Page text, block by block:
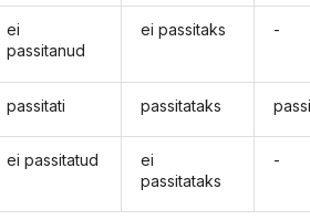
ei
passitanud
passitati
ei passitatud
ei passitaks
passitataks
ei
passitataks
-
-